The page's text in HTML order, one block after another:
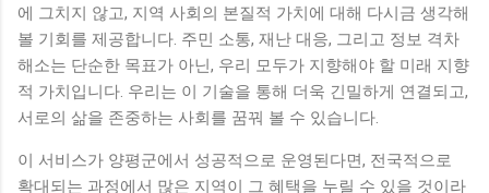
에 그치지 않고, 지역 사회의 본질적 가치에 대해 다시금 생각해
볼 기회를 제공합니다. 주민 소통, 재난 대응, 그리고 정보 격차
해소는 단순한 목표가 아닌, 우리 모두가 지향해야 할 미래 지향
적 가치입니다. 우리는 이 기술을 통해 더욱 긴밀하게 연결되고,
서로의 삶을 존중하는 사회를 꿈꿔 볼 수 있습니다.
이 서비스가 양평군에서 성공적으로 운영된다면, 전국적으로
확대되는 과정에서 많은 지역이 그 혜택을 누릴 수 있을 것이라